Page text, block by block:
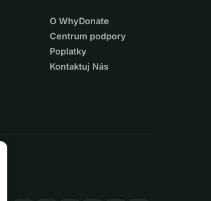
O WhyDonate
Centrum podpory
Poplatky
Kontaktuj Nás